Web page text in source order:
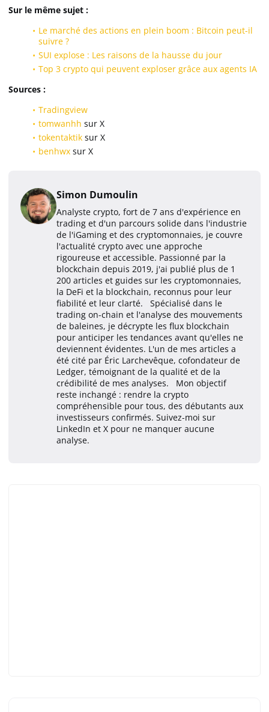
Sur le même sujet :
Le marché des actions en plein boom : Bitcoin peut-il
suivre ?
SUI explose : Les raisons de la hausse du jour
Top 3 crypto qui peuvent exploser grâce aux agents IA
Sources :
Tradingview
tomwanhh sur X
tokentaktik sur X
benhwx sur X
Simon Dumoulin
Analyste crypto, fort de 7 ans d'expérience en
trading et d'un parcours solide dans l'industrie
de l'iGaming et des cryptomonnaies, je couvre
l'actualité crypto avec une approche
rigoureuse et accessible. Passionné par la
blockchain depuis 2019, j'ai publié plus de 1
200 articles et guides sur les cryptomonnaies,
la DeFi et la blockchain, reconnus pour leur
fiabilité et leur clarté. Spécialisé dans le
trading on-chain et l'analyse des mouvements
de baleines, je décrypte les flux blockchain
pour anticiper les tendances avant qu'elles ne
deviennent évidentes. L'un de mes articles a
été cité par Éric Larchevêque, cofondateur de
Ledger, témoignant de la qualité et de la
crédibilité de mes analyses. Mon objectif
reste inchangé : rendre la crypto
compréhensible pour tous, des débutants aux
investisseurs confirmés. Suivez-moi sur
LinkedIn et X pour ne manquer aucune
analyse.